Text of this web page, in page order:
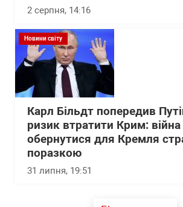
2 серпня, 14:16
Новини світу
Карл Більдт попередив
ризик втратити Крим:
обернутися для Кремля
поразкою
31 липня, 19:51